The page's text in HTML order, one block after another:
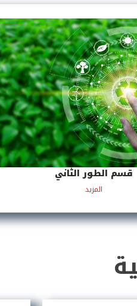
قسم الطور الثاني
المزيد